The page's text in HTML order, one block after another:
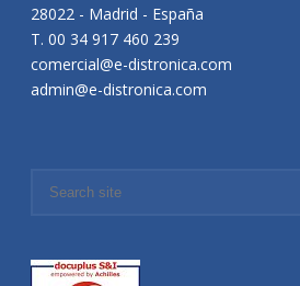
28022 - Madrid - España
T. 00 34 917 460 239
comercial@e-distronica.com
admin@e-distronica.com